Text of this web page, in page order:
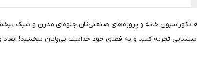
به دکوراسیون خانه و پروژه‌های صنعتی‌تان جلوه‌ای مدرن و شیک